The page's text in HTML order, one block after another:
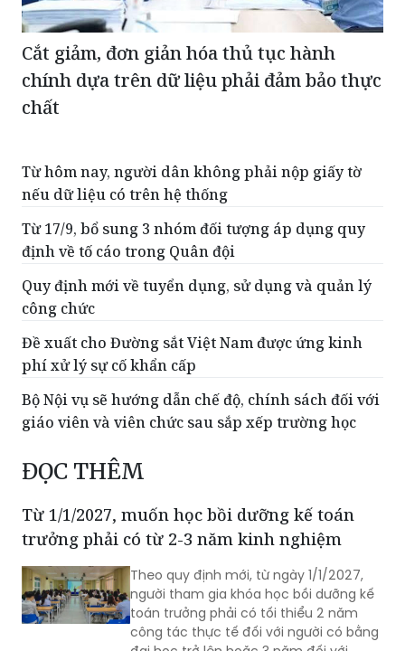
Cắt giảm, đơn giản hóa thủ tục hành
chính dựa trên dữ liệu phải đảm bảo thực
chất
Từ hôm nay, người dân không phải nộp giấy tờ
nếu dữ liệu có trên hệ thống
Từ 17/9, bổ sung 3 nhóm đối tượng áp dụng quy
định về tố cáo trong Quân đội
Quy định mới về tuyển dụng, sử dụng và quản lý
công chức
Đề xuất cho Đường sắt Việt Nam được ứng kinh
phí xử lý sự cố khẩn cấp
Bộ Nội vụ sẽ hướng dẫn chế độ, chính sách đối với
giáo viên và viên chức sau sắp xếp trường học
ĐỌC THÊM
Từ 1/1/2027, muốn học bồi dưỡng kế toán
trưởng phải có từ 2-3 năm kinh nghiệm
Theo quy định mới, từ ngày 1/1/2027,
người tham gia khóa học bồi dưỡng kế
toán trưởng phải có tối thiểu 2 năm
công tác thực tế đối với người có bằng